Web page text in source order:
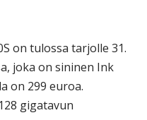
on tulossa tarjolle 31.
joka on sininen Ink
on 299 euroa.
gigatavun